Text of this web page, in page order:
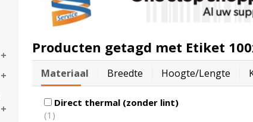
Producten getagd met Etiket
Materiaal Breedte Hoogte/lengte
Direct thermal (zonder lint)
(1)